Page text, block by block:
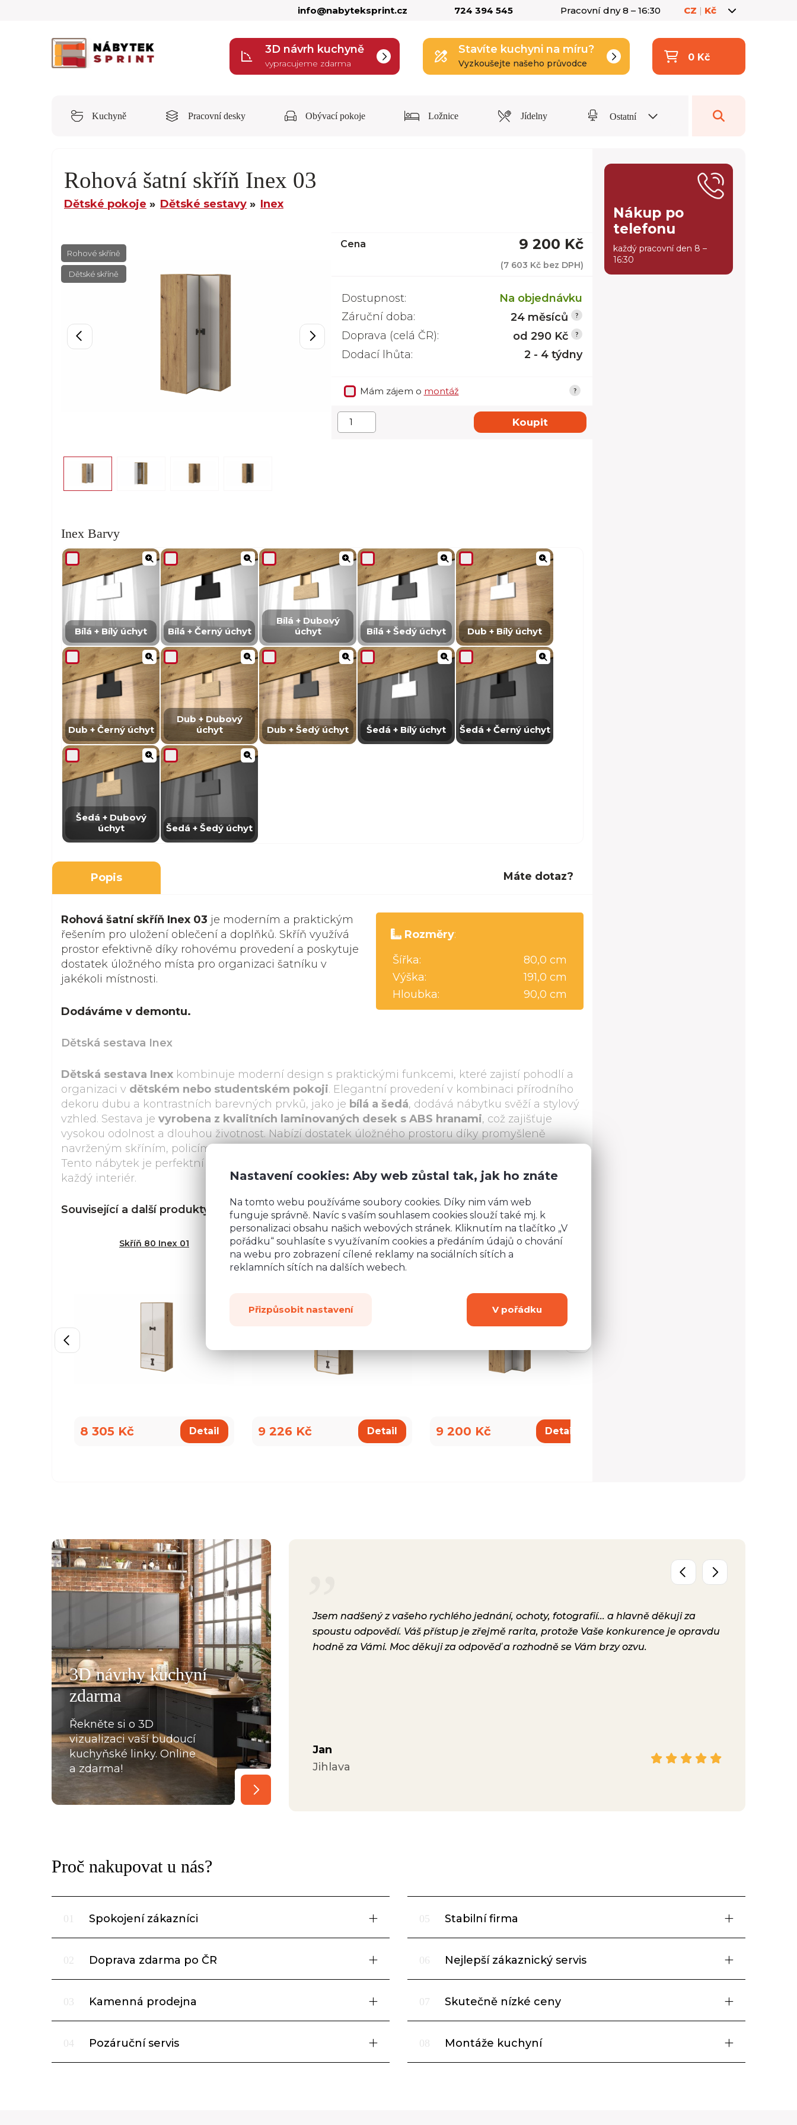
info@nabyteksprint.cz 724 394 545 Pracovní dny 8 – 16:30 CZ | Kč
3D návrh kuchyně
vypracujeme zdarma
Stavíte kuchyni na míru?
Vyzkoušejte našeho průvodce
0 Kč
Kuchyně Pracovní desky Obývací pokoje Ložnice Jídelny Ostatní
Rohová šatní skříň Inex 03
Dětské pokoje Dětské sestavy Inex
Rohové skříně
Dětské skříně
Cena 9 200 Kč
(7 603 Kč bez DPH)
Dostupnost:
Na objednávku
Záruční doba:
24 měsíců
Doprava (celá ČR):
od 290 Kč
Dodací lhůta:
2 - 4 týdny
Mám zájem o montáž
Koupit
Inex Barvy
Bílá + Bílý úchyt Bílá + Černý úchyt
Bílá + Dubový
úchyt
Bílá + Šedý úchyt Dub + Bílý úchyt
Dub + Černý úchyt
Dub + Dubový
úchyt
Dub + Šedý úchyt Šedá + Bílý úchyt Šedá + Černý úchyt
Šedá + Dubový
úchyt
Šedá + Šedý úchyt
Popis Máte dotaz?
Rozměry:
Šířka:
80,0 cm
Výška:
191,0 cm
Hloubka:
90,0 cm
Rohová šatní skříň Inex 03 je moderním a praktickým
řešením pro uložení oblečení a doplňků. Skříň využívá
prostor efektivně díky rohovému provedení a poskytuje
dostatek úložného místa pro organizaci šatníku v
jakékoli místnosti.
Dodáváme v demontu.
Dětská sestava Inex
Dětská sestava Inex kombinuje moderní design s praktickými funkcemi, které zajistí pohodlí a
organizaci v dětském nebo studentském pokoji. Elegantní provedení v kombinaci přírodního
dekoru dubu a kontrastních barevných prvků, jako je bílá a šedá, dodává nábytku svěží a stylový
vzhled. Sestava je vyrobena z kvalitních laminovaných desek s ABS hranami, což zajišťuje
vysokou odolnost a dlouhou životnost. Nabízí dostatek úložného prostoru díky promyšleně
navrženým skříním, policím a zásuvkám, které jsou ideální pro ukládání oblečení, knih i hraček.
Tento nábytek je perfektní volbou pro chlapce i dívky, a jeho nadčasový design skvěle doplní
každý interiér.
Související a další produkty z řadyInex
Skříň 80 Inex 01
8 305 Kč Detail
Rohová šatní skříň Inex 02
9 226 Kč Detail
Rohová šatní skříň Inex 03
9 200 Kč Detail
Nákup po
telefonu
každý pracovní den 8 –
16:30
3D návrhy kuchyní
zdarma
Řekněte si o 3D
vizualizaci vaší budoucí
kuchyňské linky. Online
a zdarma!
deseti. Kuchyň je krásná a kvalitní. Ochotný personál,
mi pomohla se vším a komunikovala ihned, bez prodlení.
které jsme postupně upravovaly, stejně tak mi poslala i
pracovních desek a korpusů skříní. Montéři u nás strávili
s každou překážkou, která na ně ať už ze strany
křivých zdí apod., vykoukla. Nakonec při předání
Jsem nadšený z vašeho rychlého jednání, ochoty, fotografií... a hlavně děkuji za
spoustu odpovědí. Váš přístup je zřejmě rarita, protože Vaše konkurence je opravdu
hodně za Vámi. Moc děkuji za odpověď a rozhodně se Vám brzy ozvu.
Jan
Jihlava
Proč nakupovat u nás?
01 Spokojení zákazníci
02 Doprava zdarma po ČR
03 Kamenná prodejna
04 Pozáruční servis
05 Stabilní firma
06 Nejlepší zákaznický servis
07 Skutečně nízké ceny
08 Montáže kuchyní
Nastavení cookies: Aby web zůstal tak, jak ho znáte
Na tomto webu používáme soubory cookies. Díky nim vám web
funguje správně. Navíc s vaším souhlasem cookies slouží také mj. k
personalizaci obsahu našich webových stránek. Kliknutím na tlačítko „V
pořádku“ souhlasíte s využívaním cookies a předáním údajů o chování
na webu pro zobrazení cílené reklamy na sociálních sítích a
reklamních sítích na dalších webech.
Přizpůsobit nastavení V pořádku